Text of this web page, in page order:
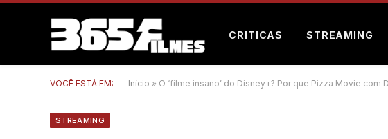
CRITICAS STREAMING
VOCÊ ESTÁ EM: Início » O ‘filme insano’ do Disney+? Por que Pizza Movie
STREAMING